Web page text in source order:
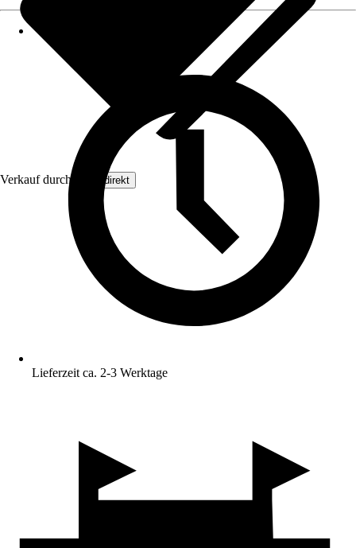
Verkauf durch: Floordirekt
Lieferzeit ca. 2-3 Werktage